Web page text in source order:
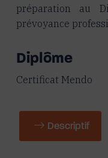
préparation au
prévoyance
Diplôme
Certificat Mendo
Descriptif